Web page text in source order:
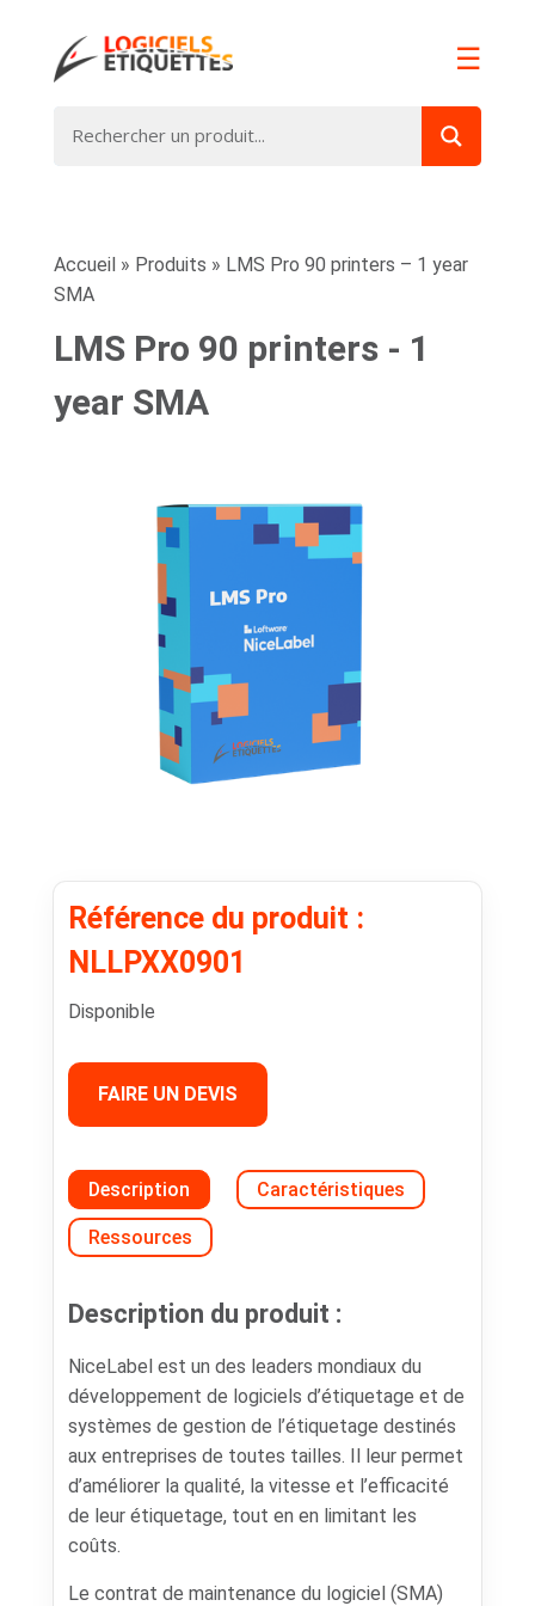
☰
Accueil » Produits » LMS Pro 90 printers – 1 year
SMA
LMS Pro 90 printers - 1
year SMA
Référence du produit :
NLLPXX0901
Disponible
FAIRE UN DEVIS
Description Caractéristiques
Ressources
Description du produit :
NiceLabel est un des leaders mondiaux du
développement de logiciels d’étiquetage et de
systèmes de gestion de l’étiquetage destinés
aux entreprises de toutes tailles. Il leur permet
d’améliorer la qualité, la vitesse et l’efficacité
de leur étiquetage, tout en en limitant les
coûts.
Le contrat de maintenance du logiciel (SMA)